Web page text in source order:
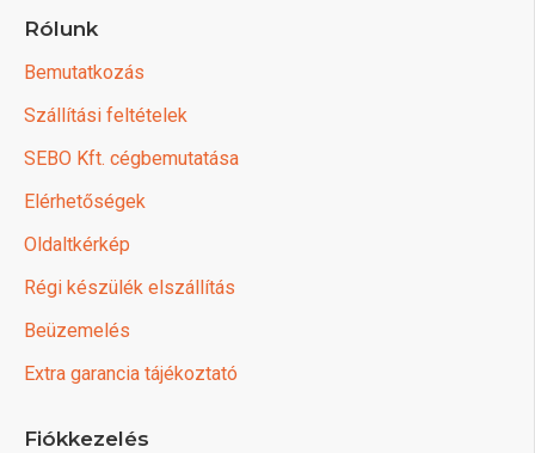
Rólunk
Bemutatkozás
Szállítási feltételek
SEBO Kft. cégbemutatása
Elérhetőségek
Oldaltkérkép
Régi készülék elszállítás
Beüzemelés
Extra garancia tájékoztató
Fiókkezelés